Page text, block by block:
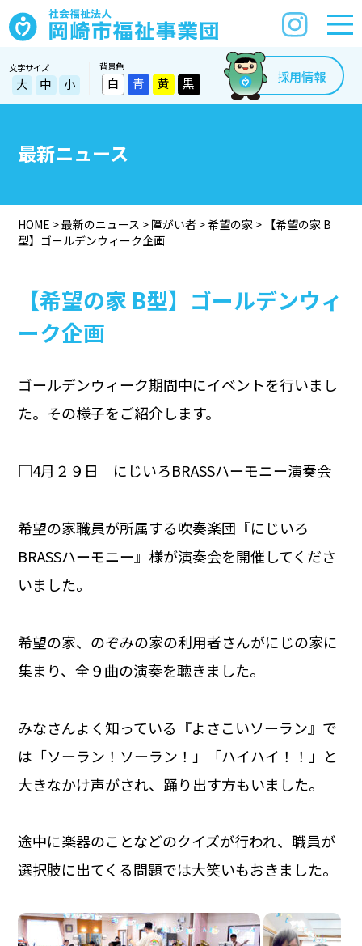
文字サイズ
大 中 小
背景色
白 青 黄 黒 採用情報
最新ニュース
HOME >最新のニュース > 障がい者 >希望の家 > 【希望の家 B
型】ゴールデンウィーク企画
【希望の家 B型】ゴールデンウィ
ーク企画
ゴールデンウィーク期間中にイベントを行いまし
た。その様子をご紹介します。
□4月２９日 にじいろBRASSハーモニー演奏会
希望の家職員が所属する吹奏楽団『にじいろ
BRASSハーモニー』様が演奏会を開催してくださ
いました。
希望の家、のぞみの家の利用者さんがにじの家に
集まり、全９曲の演奏を聴きました。
みなさんよく知っている『よさこいソーラン』で
は「ソーラン！ソーラン！」「ハイハイ！！」と
大きなかけ声がされ、踊り出す方もいました。
途中に楽器のことなどのクイズが行われ、職員が
選択肢に出てくる問題では大笑いもおきました。